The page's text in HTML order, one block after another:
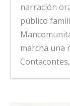
narración
público
marcha una